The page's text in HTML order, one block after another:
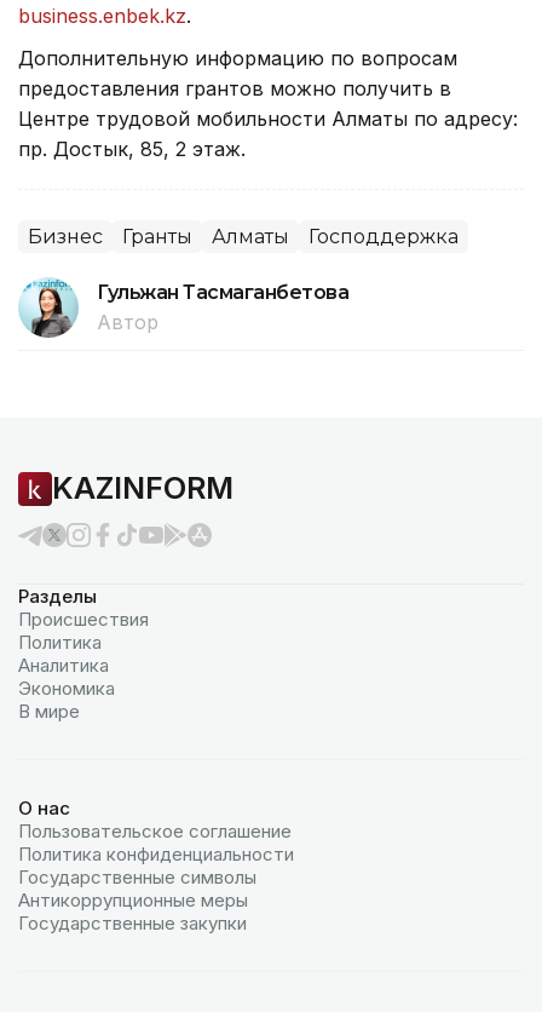
business.enbek.kz.
Дополнительную информацию по вопросам
предоставления грантов можно получить в
Центре трудовой мобильности Алматы по адресу:
пр. Достык, 85, 2 этаж.
Бизнес Гранты Алматы Господдержка
Гульжан Тасмаганбетова
Автор
KAZINFORM
Разделы
Происшествия
Политика
Аналитика
Экономика
В мире
О нас
Пользовательское соглашение
Политика конфиденциальности
Государственные символы
Антикоррупционные меры
Государственные закупки